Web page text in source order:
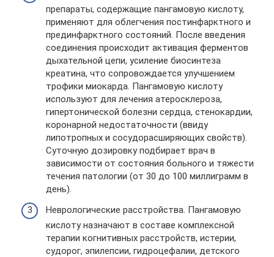
препараты, содержащие пангамовую кислоту,
применяют для облегчения постинфарктного и
прединфарктного состояний. После введения
соединения происходит активация ферментов
дыхательной цепи, усиление биосинтеза
креатина, что сопровождается улучшением
трофики миокарда. Пангамовую кислоту
используют для лечения атеросклероза,
гипертонической болезни сердца, стенокардии,
коронарной недостаточности (ввиду
липотропных и сосудорасширяющих свойств).
Суточную дозировку подбирает врач в
зависимости от состояния больного и тяжести
течения патологии (от 30 до 100 миллиграмм в
день).
Неврологические расстройства. Пангамовую
кислоту назначают в составе комплексной
терапии когнитивных расстройств, истерии,
судорог, эпилепсии, гидроцефалии, детского